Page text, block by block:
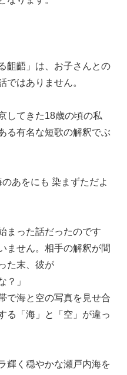
齟齬」は、お子さんとの
ではありません。
してきた18歳の頃の私
る有名な短歌の解釈でぶ
あをにも 染まずただよ
まった話だったのです
ません。相手の解釈が間
た末、彼が
？」
で海と空の写真を見せ合
る「海」と「空」が違っ
輝く穏やかな瀬戸内海を